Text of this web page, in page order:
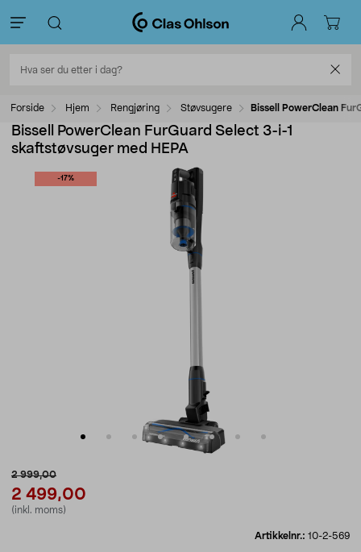
Forside Hjem Rengjøring Støvsugere Bissell PowerClean
Bissell PowerClean FurGuard Select 3-i-1
skaftstøvsuger med HEPA
-17%
2 999,00
2 499,00
(inkl. moms)
Artikkelnr.: 10-2-569